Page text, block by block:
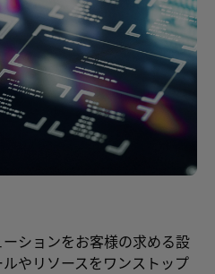
ションをお客様の求める設
やリソースをワンストップ